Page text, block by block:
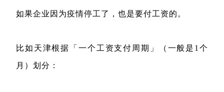
如果企业因为疫情停工了，也是要付工资的。
比如天津根据「一个工资支付周期」（一般是1个
月）划分：